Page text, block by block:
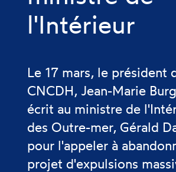
l'Intérieur
Le 17 mars, le président
CNCDH, Jean-Marie
écrit au ministre de
des Outre-mer, Gérald
pour l'appeler à
projet d'expulsions